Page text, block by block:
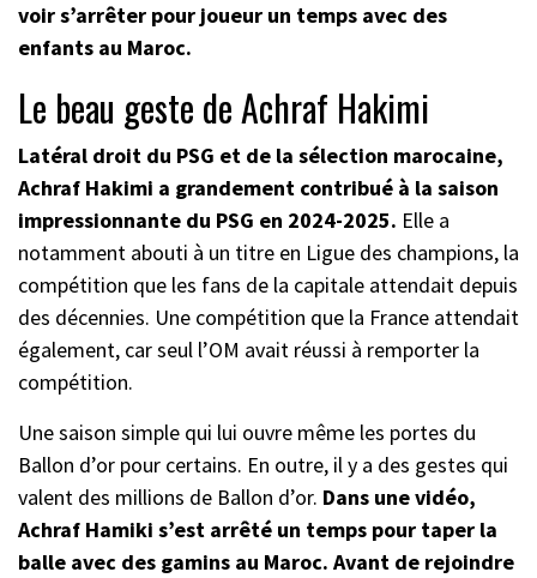
voir s’arrêter pour joueur un temps avec des
enfants au Maroc.
Le beau geste de Achraf Hakimi
Latéral droit du PSG et de la sélection marocaine,
Achraf Hakimi a grandement contribué à la saison
impressionnante du PSG en 2024-2025. Elle a
notamment abouti à un titre en Ligue des champions, la
compétition que les fans de la capitale attendait depuis
des décennies. Une compétition que la France attendait
également, car seul l’OM avait réussi à remporter la
compétition.
Une saison simple qui lui ouvre même les portes du
Ballon d’or pour certains. En outre, il y a des gestes qui
valent des millions de Ballon d’or. Dans une vidéo,
Achraf Hamiki s’est arrêté un temps pour taper la
balle avec des gamins au Maroc. Avant de rejoindre